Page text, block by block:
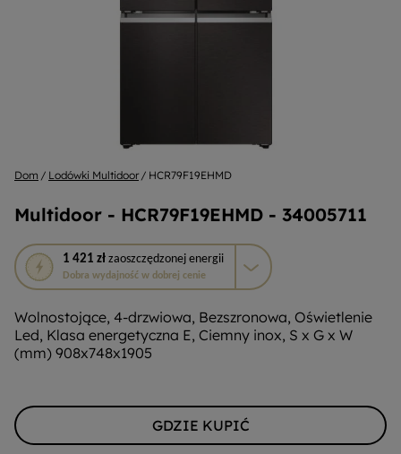
Dom Lodówki Multidoor HCR79F19EHMD
Multidoor - HCR79F19EHMD - 34005711
1 421 zł zaoszczędzonej energii
Dobra wydajność w dobrej cenie
To
działanie
otworzy
narzędzie
do
oszczędzania
energii
Wolnostojące, 4-drzwiowa, Bezszronowa, Oświetlenie
Led, Klasa energetyczna E, Ciemny inox, S x G x W
(mm) 908x748x1905
GDZIE KUPIĆ